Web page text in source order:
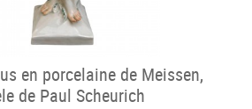
en porcelaine de Meissen,
de Paul Scheurich